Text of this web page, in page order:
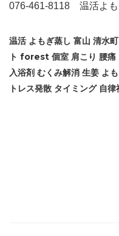
076-461-8118 温活よも
温活 よもぎ蒸し 富山 清水
ト forest 個室 肩こり 腰痛
入浴剤 むくみ解消 生姜 よ
トレス発散 タイミング 自